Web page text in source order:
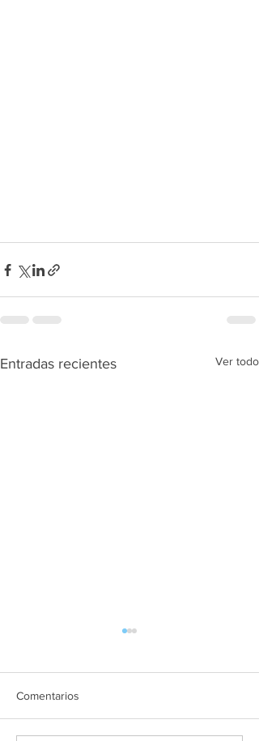
Entradas recientes Ver todo
Comentarios